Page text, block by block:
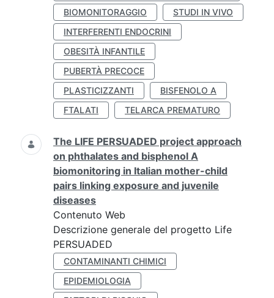
BIOMONITORAGGIO
STUDI IN VIVO
INTERFERENTI ENDOCRINI
OBESITÀ INFANTILE
PUBERTÀ PRECOCE
PLASTICIZZANTI
BISFENOLO A
FTALATI
TELARCA PREMATURO
The LIFE PERSUADED project approach
on phthalates and bisphenol A
biomonitoring in Italian mother-child
pairs linking exposure and juvenile
diseases
Contenuto Web
Descrizione generale del progetto Life
PERSUADED
CONTAMINANTI CHIMICI
EPIDEMIOLOGIA